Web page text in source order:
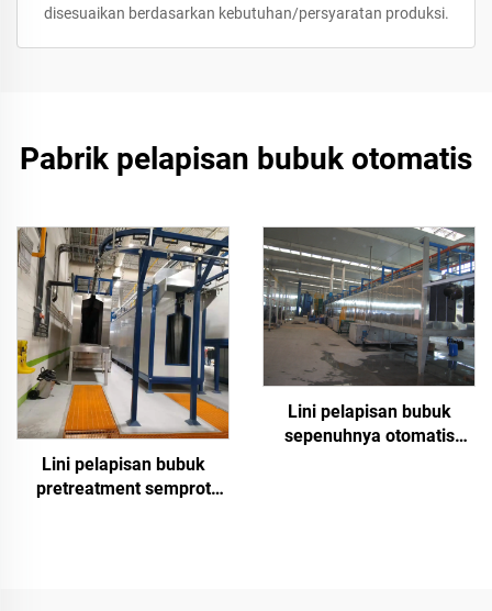
disesuaikan berdasarkan kebutuhan/persyaratan produksi.
Pabrik pelapisan bubuk otomatis
Lini pelapisan bubuk
pretreatment semprot
Lini pelapisan bubuk
sepenuhnya otomatis